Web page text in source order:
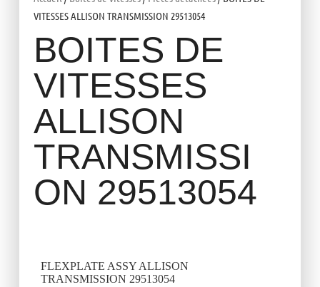
VITESSES ALLISON TRANSMISSION 29513054
BOITES DE
VITESSES
ALLISON
TRANSMISSI
ON 29513054
FLEXPLATE ASSY ALLISON
TRANSMISSION 29513054